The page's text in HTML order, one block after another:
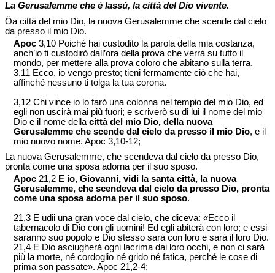
La Gerusalemme che è lassù, la città del Dio vivente.
Öa città del mio Dio, la nuova Gerusalemme che scende dal cielo
da presso il mio Dio.
Apoc 3,10 Poiché hai custodito la parola della mia costanza,
anch’io ti custodirò dall’ora della prova che verrà su tutto il
mondo, per mettere alla prova coloro che abitano sulla terra.
3,11 Ecco, io vengo presto; tieni fermamente ciò che hai,
affinché nessuno ti tolga la tua corona.
3,12 Chi vince io lo farò una colonna nel tempio del mio Dio, ed
egli non uscirà mai più fuori; e scriverò su di lui il nome del mio
Dio e il nome della città del mio Dio, della nuova
Gerusalemme che scende dal cielo da presso il mio Dio, e il
mio nuovo nome. Apoc 3,10-12;
La nuova Gerusalemme, che scendeva dal cielo da presso Dio,
pronta come una sposa adorna per il suo sposo.
Apoc 21,2 E io, Giovanni, vidi la santa città, la nuova
Gerusalemme, che scendeva dal cielo da presso Dio, pronta
come una sposa adorna per il suo sposo.
21,3 E udii una gran voce dal cielo, che diceva: «Ecco il
tabernacolo di Dio con gli uomini! Ed egli abiterà con loro; e essi
saranno suo popolo e Dio stesso sarà con loro e sarà il loro Dio.
21,4 E Dio asciugherà ogni lacrima dai loro occhi, e non ci sarà
più la morte, né cordoglio né grido né fatica, perché le cose di
prima son passate». Apoc 21,2-4;